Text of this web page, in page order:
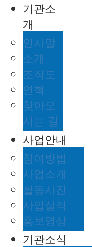
기관소
개
인사말
소개
조직도
연혁
찾아오
시는 길
사업안내
참여방법
사업소개
활동사진
사업실적
홍보영상
기관소식